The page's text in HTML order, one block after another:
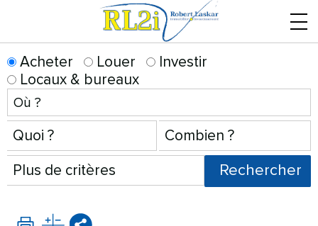
Acheter Louer
Investir
Locaux & bureaux